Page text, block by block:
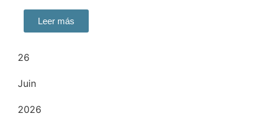
Leer más
26
Juin
2026